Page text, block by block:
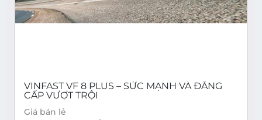
VINFAST VF 8 PLUS – SỨC MẠNH VÀ ĐẲNG
CẤP VƯỢT TRỘI
Giá bán lẻ